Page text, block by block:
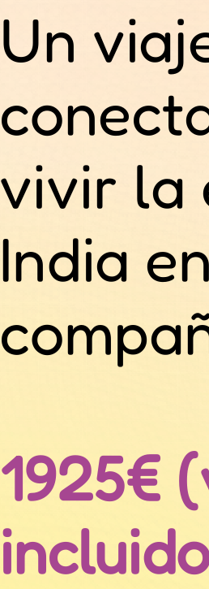
Un
vivir la
India
1925€